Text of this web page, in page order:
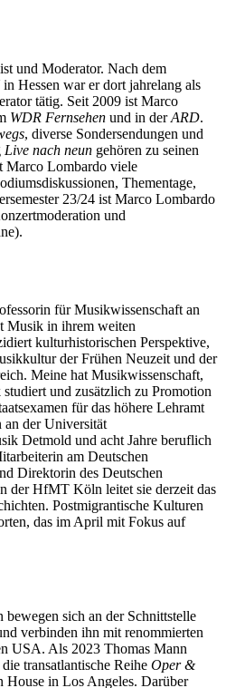
und Moderator. Nach dem
in Hessen war er dort jahrelang als
tätig. Seit 2009 ist Marco
WDR Fernsehen und in derARD.
, diverse Sondersendungen und
Live nach neun gehören zu seinen
Marco Lombardo viele
Thementage,
23/24 ist Marco Lombardo
und
für Musikwissenschaft an
Musik in ihrem weiten
kulturhistorischen Perspektive,
der Frühen Neuzeit und der
Meine hat Musikwissenschaft,
und zusätzlich zu Promotion
für das höhere Lehramt
an der Universität
Detmold und acht Jahre beruflich
am Deutschen
Direktorin des Deutschen
der HfMT Köln leitet sie derzeit das
Postmigrantische Kulturen
das im April mit Fokus auf
bewegen sich an der Schnittstelle
verbinden ihn mit renommierten
USA. Als 2023 Thomas Mann
transatlantische Reihe Oper &
House in Los Angeles. Darüber